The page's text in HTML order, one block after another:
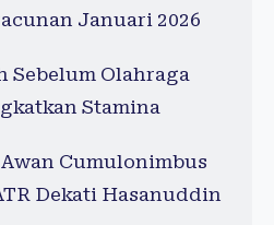
Januari 2026
Sebelum Olahraga
Stamina
Cumulonimbus
Dekati Hasanuddin